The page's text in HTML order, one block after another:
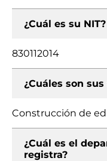
¿Cuál es su NIT?
830112014
¿Cuáles son
Construcción de
¿Cuál es el
registra?